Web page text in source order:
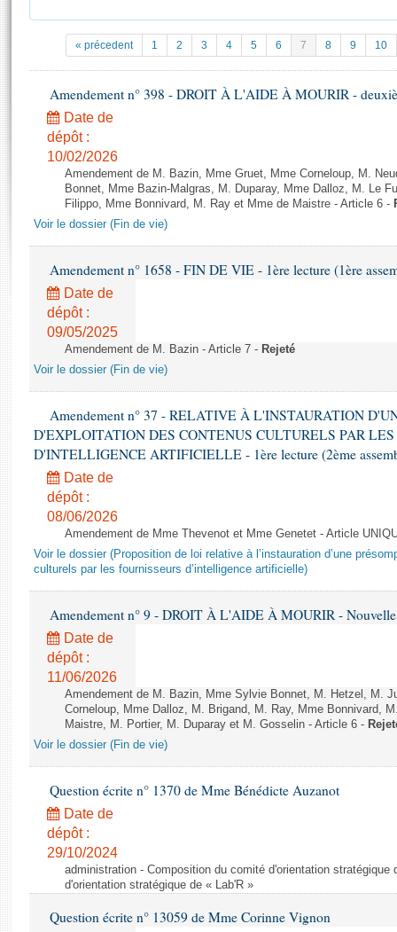
Projets de loi
Propositions de loi
Amendements
Textes adoptés
Rapports d'information
Rapports d'enquête
Rapports sur l'application des lois
Baromètre de l’application des lois
Dossiers législatifs
Budget et sécurité sociale
Questions écrites et orales
Comptes rendus des débats
Documents de référence
( Constitution | Règlement de l'Assemblée ... )
Histoire
Juniors
Anciennes législatures
Liens vers les sites publics
La Bibliothèque
Contacts et plan d'accès
Photos libres de droit
« précedent 1 2 3 4 5 6 7 8 9 10
Amendement n° 398 - DROIT À L'AIDE À MOURIR -
Date de
dépôt :
10/02/2026
Amendement de M. Bazin, Mme Gruet, Mme Corneloup, M.
Bonnet, Mme Bazin-Malgras, M. Duparay, Mme Dalloz, M. Le
Filippo, Mme Bonnivard, M. Ray et Mme de Maistre - Article 6 -
Voir le dossier (Fin de vie)
Amendement n° 1658 - FIN DE VIE - 1ère lecture (1ère
Date de
dépôt :
09/05/2025
Amendement de M. Bazin - Article 7 - Rejeté
Voir le dossier (Fin de vie)
Amendement n° 37 - RELATIVE À L'INSTAURATION
D'EXPLOITATION DES CONTENUS CULTURELS PAR LES
D'INTELLIGENCE ARTIFICIELLE - 1ère lecture (2ème
Date de
dépôt :
08/06/2026
Amendement de Mme Thevenot et Mme Genetet - Article
Voir le dossier (Proposition de loi relative à l’instauration d’une
culturels par les fournisseurs d’intelligence artificielle)
Amendement n° 9 - DROIT À L'AIDE À MOURIR -
Date de
dépôt :
11/06/2026
Amendement de M. Bazin, Mme Sylvie Bonnet, M. Hetzel, M.
Corneloup, Mme Dalloz, M. Brigand, M. Ray, Mme Bonnivard,
Maistre, M. Portier, M. Duparay et M. Gosselin - Article 6 -
Voir le dossier (Fin de vie)
Question écrite n° 1370 de Mme Bénédicte Auzanot
Date de
dépôt :
29/10/2024
administration - Composition du comité d'orientation stratégique
d'orientation stratégique de « Lab'R »
Question écrite n° 13059 de Mme Corinne Vignon